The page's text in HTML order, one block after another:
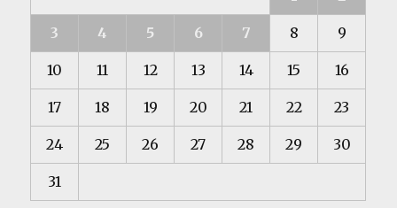
3 4 5 6 7 8 9
10 11 12 13 14 15 16
17 18 19 20 21 22 23
24 25 26 27 28 29 30
31